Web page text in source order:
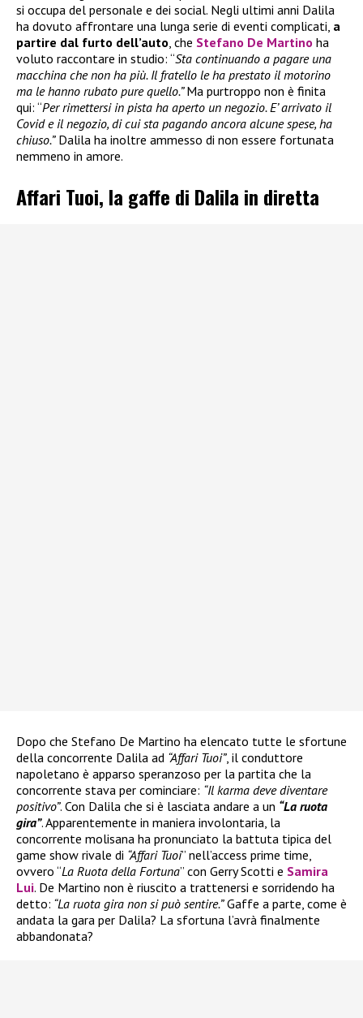
si occupa del personale e dei social. Negli ultimi anni Dalila
ha dovuto affrontare una lunga serie di eventi complicati, a
partire dal furto dell’auto, che Stefano De Martino ha
voluto raccontare in studio: “Sta continuando a pagare una
macchina che non ha più. Il fratello le ha prestato il motorino
ma le hanno rubato pure quello.”Ma purtroppo non è finita
qui: “Per rimettersi in pista ha aperto un negozio. E’ arrivato il
Covid e il negozio, di cui sta pagando ancora alcune spese, ha
chiuso.”Dalila ha inoltre ammesso di non essere fortunata
nemmeno in amore.
Affari Tuoi, la gaffe di Dalila in diretta
Dopo che Stefano De Martino ha elencato tutte le sfortune
della concorrente Dalila ad “Affari Tuoi”, il conduttore
napoletano è apparso speranzoso per la partita che la
concorrente stava per cominciare: “Il karma deve diventare
positivo”. Con Dalila che si è lasciata andare a un “La ruota
gira”. Apparentemente in maniera involontaria, la
concorrente molisana ha pronunciato la battuta tipica del
game show rivale di “Affari Tuoi” nell’access prime time,
ovvero “La Ruota della Fortuna” con Gerry Scotti e Samira
Lui. De Martino non è riuscito a trattenersi e sorridendo ha
detto: “La ruota gira non si può sentire.”Gaffe a parte, come è
andata la gara per Dalila? La sfortuna l’avrà finalmente
abbandonata?